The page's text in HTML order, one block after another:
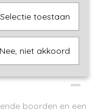
boorden en een
Selectie toestaan
Nee, niet akkoord